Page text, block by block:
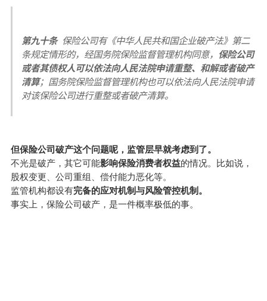
第九十条 保险公司有《中华人民共和国企业破产法》第二
条规定情形的，经国务院保险监督管理机构同意， 保险公司
或者其债权人可以依法向人民法院申请重整、和解或者破产
清算； 国务院保险监督管理机构也可以依法向人民法院申请
对该保险公司进行重整或者破产清算。
但保险公司破产这个问题呢，监管层早就考虑到了。
不光是破产，其它可能影响保险消费者权益的情况。比如说，
股权变更、公司重组、偿付能力恶化等。
监管机构都设有完备的应对机制与风险管控机制。
事实上，保险公司破产，是一件概率极低的事。